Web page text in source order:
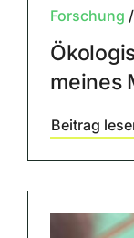
Forschung /
meines
Beitrag